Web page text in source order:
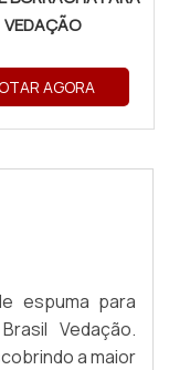
VEDAÇÃO
AGORA
espuma para
Vedação.
a maior